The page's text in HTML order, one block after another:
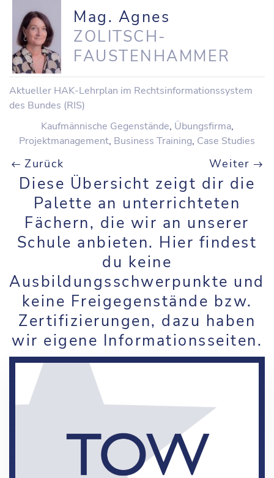
Mag. Agnes
ZOLITSCH-
FAUSTENHAMMER
Aktueller HAK-Lehrplan im Rechtsinformationssystem
des Bundes (RIS)
Kaufmännische Gegenstände, Übungsfirma,
Projektmanagement, Business Training, Case Studies
Zurück Weiter
Diese Übersicht zeigt dir die
Palette an unterrichteten
Fächern, die wir an unserer
Schule anbieten. Hier findest
du keine
Ausbildungsschwerpunkte und
keine Freigegenstände bzw.
Zertifizierungen, dazu haben
wir eigene Informationsseiten.